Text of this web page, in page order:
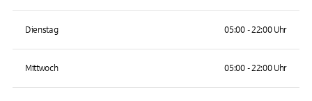
Dienstag 05:00 - 22:00 Uhr
Mittwoch 05:00 - 22:00 Uhr